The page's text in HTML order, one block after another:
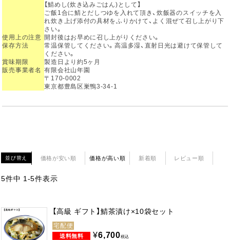
【鯖めし(炊き込みごはん)として】
ご飯1合に鯖とだしつゆを入れて頂き、炊飯器のスイッチを入
れ炊き上げ添付の具材をふりかけて、よく混ぜて召し上がり下
さい。
使用上の注意 開封後はお早めに召し上がりください。
保存方法
常温保管してください。高温多湿、直射日光は避けて保管して
ください。
賞味期限
製造日より約5ヶ月
販売事業者名
有限会社山年園
〒170-0002
東京都豊島区巣鴨3-34-1
並び替え 価格が安い順 価格が高い順 新着順 レビュー順
5件中 1 -5件表示
【高級 ギフト】鯖茶漬け×10袋セット
宅配便
¥6,700税込